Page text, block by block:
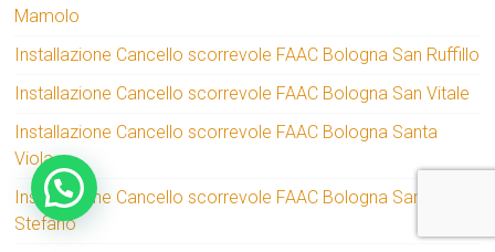
Mamolo
Installazione Cancello scorrevole FAAC Bologna San Ruffillo
Installazione Cancello scorrevole FAAC Bologna San Vitale
Installazione Cancello scorrevole FAAC Bologna Santa
Viola
Installazione Cancello scorrevole FAAC Bologna Santo
Stefano